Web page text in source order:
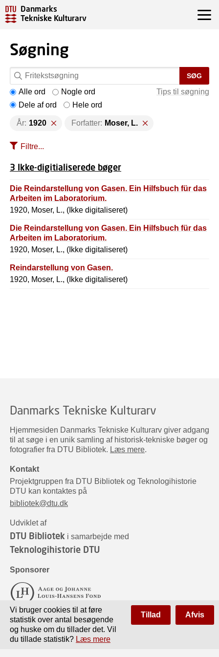
Danmarks
Tekniske Kulturarv
Søgning
SØG
Tips til søgning
Alle ord
Nogle ord
Dele af ord
Hele ord
År: 1920 Forfatter: Moser, L.
Filtre...
3 Ikke-digitialiserede bøger
Die Reindarstellung von Gasen. Ein Hilfsbuch für das
Arbeiten im Laboratorium.
1920, Moser, L., (Ikke digitaliseret)
Die Reindarstellung von Gasen. Ein Hilfsbuch für das
Arbeiten im Laboratorium.
1920, Moser, L., (Ikke digitaliseret)
Reindarstellung von Gasen.
1920, Moser, L., (Ikke digitaliseret)
Danmarks Tekniske Kulturarv
Hjemmesiden Danmarks Tekniske Kulturarv giver adgang
til at søge i en unik samling af historisk-tekniske bøger og
fotografier fra DTU Bibliotek. Læs mere.
Kontakt
Projektgruppen fra DTU Bibliotek og Teknologihistorie
DTU kan kontaktes på
bibliotek@dtu.dk
Udviklet af
DTU Bibliotek i samarbejde med
Teknologihistorie DTU
Sponsorer
Vi bruger cookies til at føre
statistik over antal besøgende
og huske om du tillader det. Vil
du tillade statistik? Læs mere
Tillad Afvis